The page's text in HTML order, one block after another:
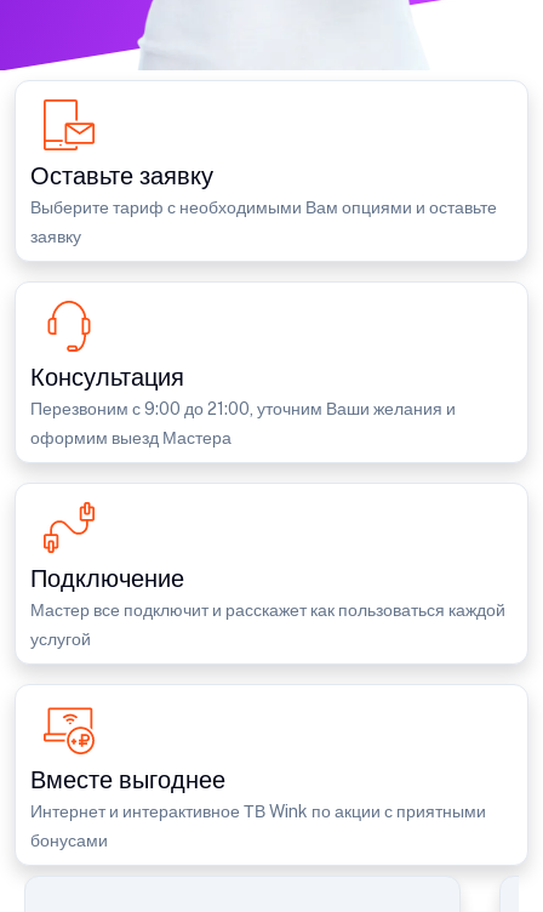
Оставьте заявку
Выберите тариф с необходимыми Вам опциями и оставьте
заявку
Консультация
Перезвоним с 9:00 до 21:00, уточним Ваши желания и
оформим выезд Мастера
Подключение
Мастер все подключит и расскажет как пользоваться каждой
услугой
Вместе выгоднее
Интернет и интерактивное ТВ Wink по акции с приятными
бонусами